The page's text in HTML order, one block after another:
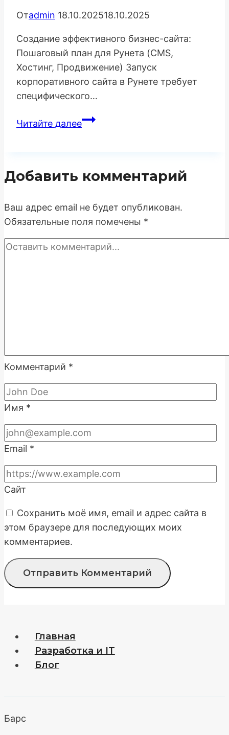
Отadmin 18.10.202518.10.2025
Создание эффективного бизнес-сайта:
Пошаговый план для Рунета (CMS,
Хостинг, Продвижение) Запуск
корпоративного сайта в Рунете требует
специфического…
Читайте далееПошаговое
бизнеса:
разработка,
запуск
продвижение
Добавить комментарий
Ваш адрес email не будет опубликован.
Обязательные поля помечены *
Комментарий *
Имя *
Email *
Сайт
Сохранить моё имя, email и адрес сайта в
этом браузере для последующих моих
комментариев.
Главная
Разработка и IT
Блог
Барс